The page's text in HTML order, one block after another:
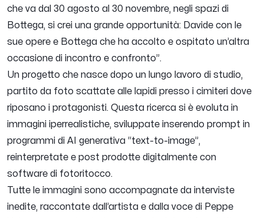
che va dal 30 agosto al 30 novembre, negli spazi di
Bottega, si crei una grande opportunità: Davide con le
sue opere e Bottega che ha accolto e ospitato un’altra
occasione di incontro e confronto”.
Un progetto che nasce dopo un lungo lavoro di studio,
partito da foto scattate alle lapidi presso i cimiteri dove
riposano i protagonisti. Questa ricerca si è evoluta in
immagini iperrealistiche, sviluppate inserendo prompt in
programmi di AI generativa “text-to-image”,
reinterpretate e post prodotte digitalmente con
software di fotoritocco.
Tutte le immagini sono accompagnate da interviste
inedite, raccontate dall’artista e dalla voce di Peppe